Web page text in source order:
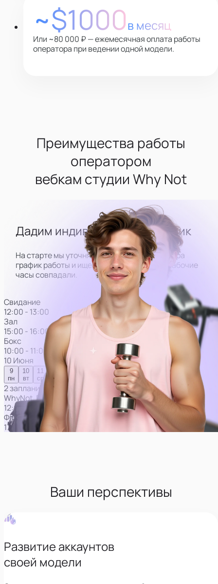
~$1000в месяц
Или ~80 000 ₽ — ежемесячная оплата работы
оператора при ведении одной модели.
Преимущества работы
оператором
вебкам студии Why Not
Дадим индивидуальный график
На старте мы уточняем лучший для оператора
график работы и ищем модельтак, чтобы рабочие
часы совпадали.
Ваши перспективы
Развитие аккаунтов
своей модели